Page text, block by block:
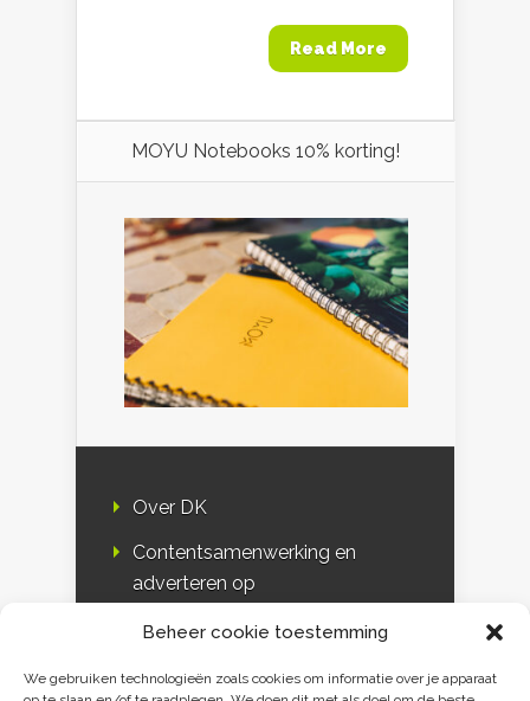
Beheer cookie toestemming
We gebruiken technologieën zoals cookies om informatie over je apparaat
Read More
MOYU Notebooks 10% korting!
Over DK
Contentsamenwerking en
adverteren op